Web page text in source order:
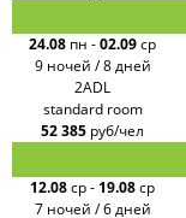
24.08 пн -02.09ср
9 ночей / 8 дней
2ADL
standard room
52 385 руб/чел
12.08ср- 19.08ср
7 ночей / 6 дней